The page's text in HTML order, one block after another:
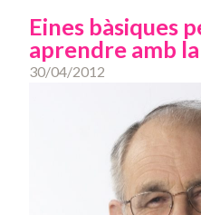
Eines bàsiques
aprendre amb
30/04/2012